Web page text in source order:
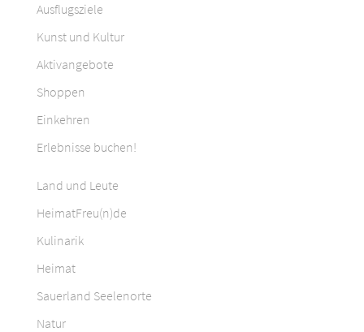
Ausflugsziele
Kunst und Kultur
Aktivangebote
Shoppen
Einkehren
Erlebnisse buchen!
Land und Leute
HeimatFreu(n)de
Kulinarik
Heimat
Sauerland Seelenorte
Natur